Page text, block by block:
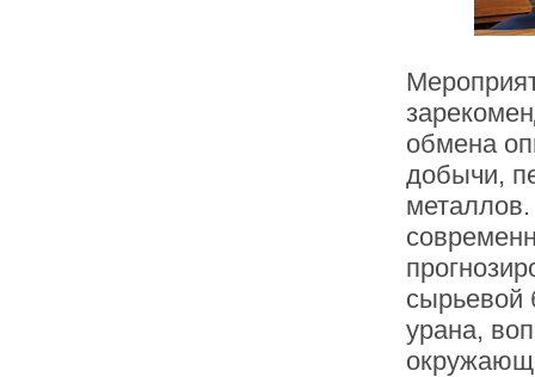
обмена
добычи,
сырьевой
урана,